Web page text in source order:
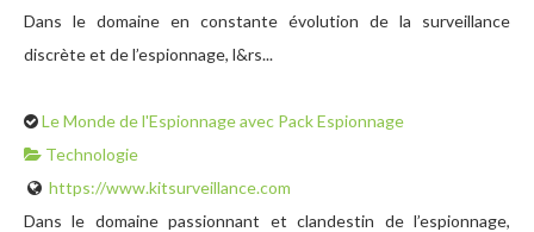
Dans le domaine en constante évolution de la surveillance
discrète et de l’espionnage, l&rs...
Le Monde de l'Espionnage avec Pack Espionnage
Technologie
https://www.kitsurveillance.com
Dans le domaine passionnant et clandestin de l’espionnage,